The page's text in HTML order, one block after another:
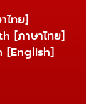
ไทย]
[ภาษาไทย]
[English]